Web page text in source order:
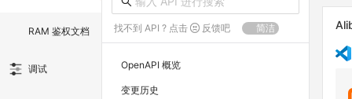
RAM 鉴权文档
调试
找不到 API ? 点击 反馈吧 简洁
OpenAPI 概览
变更历史